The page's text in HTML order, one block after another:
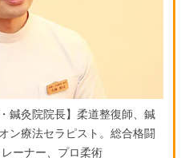
鍼灸院院長】柔道整復師、鍼
ン療法セラピスト。総合格闘
ーナー、プロ柔術